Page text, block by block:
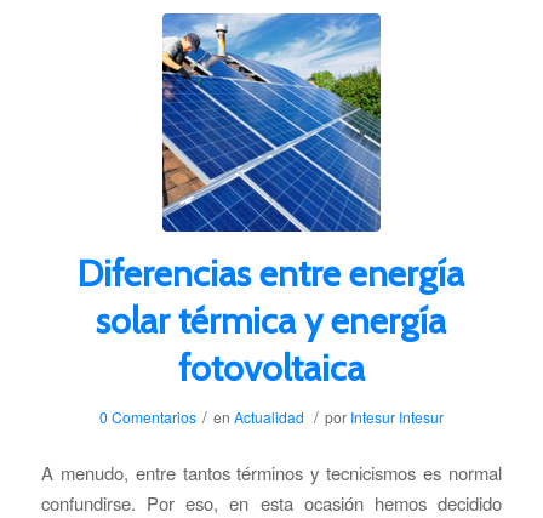
Diferencias entre energía
solar térmica y energía
fotovoltaica
0 Comentarios / en Actualidad / por Intesur Intesur
A menudo, entre tantos términos y tecnicismos es normal
confundirse. Por eso, en esta ocasión hemos decidido